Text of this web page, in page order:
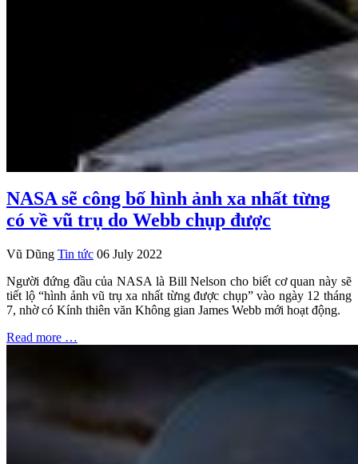
NASA sẽ công bố hình ảnh xa nhất từng
có về vũ trụ do Webb chụp được
Vũ Dũng Tin tức 06 July 2022
Người đứng đầu của NASA là Bill Nelson cho biết cơ quan này sẽ
tiết lộ “hình ảnh vũ trụ xa nhất từng được chụp” vào ngày 12 tháng
7, nhờ có Kính thiên văn Không gian James Webb mới hoạt động.
Read more …